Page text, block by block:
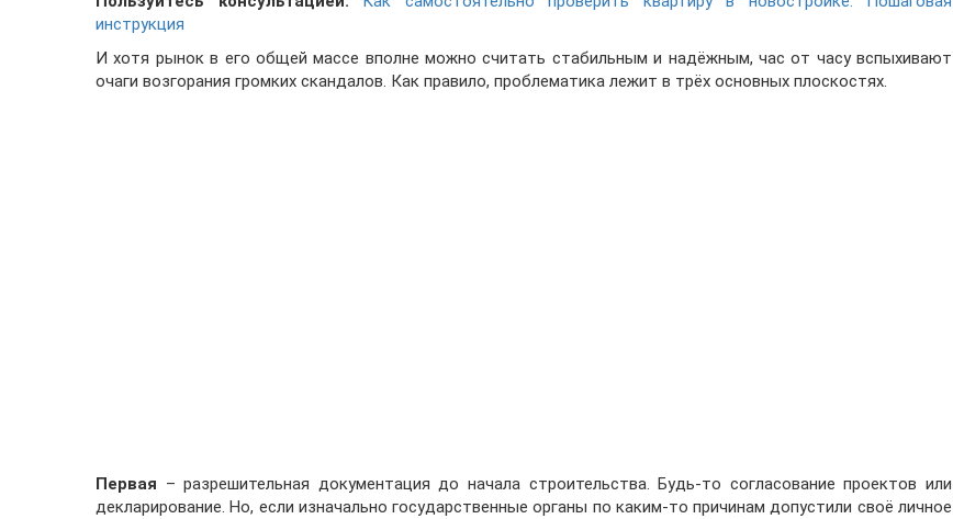
инструкция
И хотя рынок в его общей массе вполне можно считать стабильным и надёжным, час от часу вспыхивают
очаги возгорания громких скандалов. Как правило, проблематика лежит в трёх основных плоскостях.
Первая – разрешительная документация до начала строительства. Будь-то согласование проектов или
декларирование. Но, если изначально государственные органы по каким-то причинам допустили своё личное